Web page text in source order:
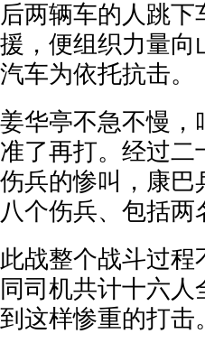
后两辆车的人跳
援，便组织力量向
汽车为依托抗击。
姜华亭不急不慢，
准了再打。经过
伤兵的惨叫，康巴
八个伤兵、包括
此战整个战斗过
同司机共计十六
到这样惨重的打击。